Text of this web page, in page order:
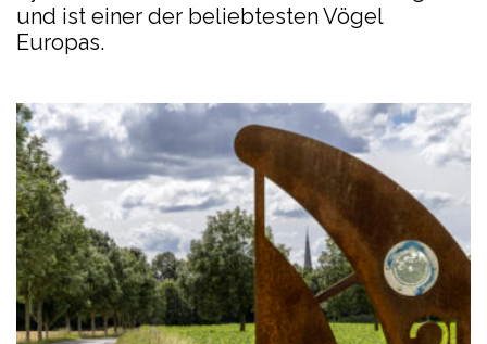
und ist einer der beliebtesten Vögel
Europas.